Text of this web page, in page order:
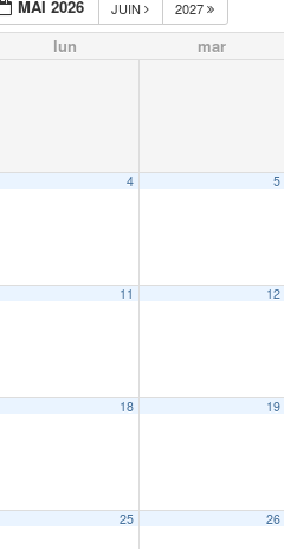
MAI 2026 JUIN 2027
lun mar
4 5
11 12
18 19
25 26